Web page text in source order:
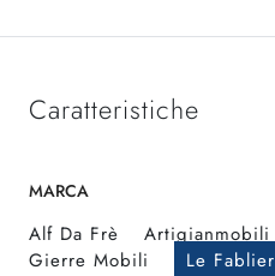
Caratteristiche
MARCA
Alf Da Frè Artigianmobili
Gierre Mobili
Le Fablier